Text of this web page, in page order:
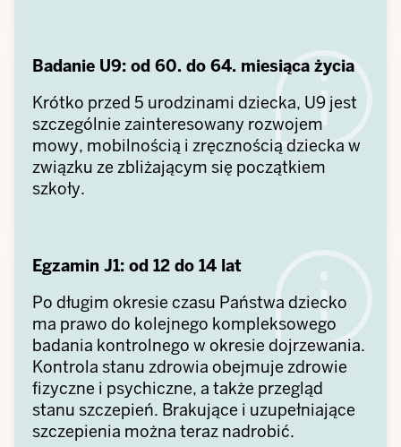
Badanie U9: od 60. do 64. miesiąca życia
Krótko przed 5 urodzinami dziecka, U9 jest
szczególnie zainteresowany rozwojem
mowy, mobilnością i zręcznością dziecka w
związku ze zbliżającym się początkiem
szkoły.
Egzamin J1: od 12 do 14 lat
Po długim okresie czasu Państwa dziecko
ma prawo do kolejnego kompleksowego
badania kontrolnego w okresie dojrzewania.
Kontrola stanu zdrowia obejmuje zdrowie
fizyczne i psychiczne, a także przegląd
stanu szczepień. Brakujące i uzupełniające
szczepienia można teraz nadrobić.